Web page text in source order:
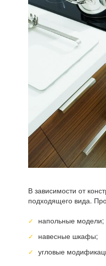
В зависимости от
подходящего вида.
напольные модели;
навесные шкафы;
угловые